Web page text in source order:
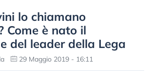
lo chiamano
Come è nato il
del leader della Lega
29 Maggio 2019 - 16:11